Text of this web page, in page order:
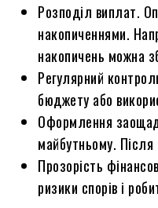
Розподіл виплат.
накопиченнями.
накопичень можна
Регулярний
бюджету або
Оформлення
майбутньому.
Прозорість
ризики спорів і